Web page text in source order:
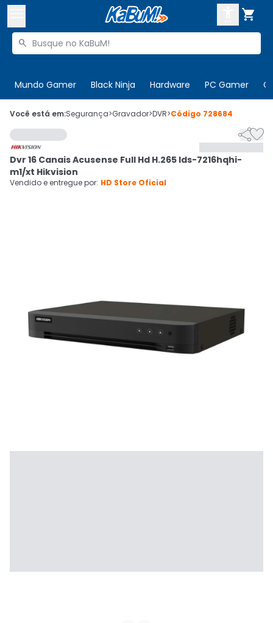

Buscar produtos

Mundo Gamer Black Ninja Hardware PC Gamer
 Olá. Acesse sua conta
 Departamentos
 Cupons
CADASTRE-SE
Você está em:Segurança>Gravador>DVR>Código 728684

Dvr 16 Canais Acusense Full Hd H.265 Ids-7216hqhi-
m1/xt Hikvision
Vendido e entregue por: HD Store Oficial